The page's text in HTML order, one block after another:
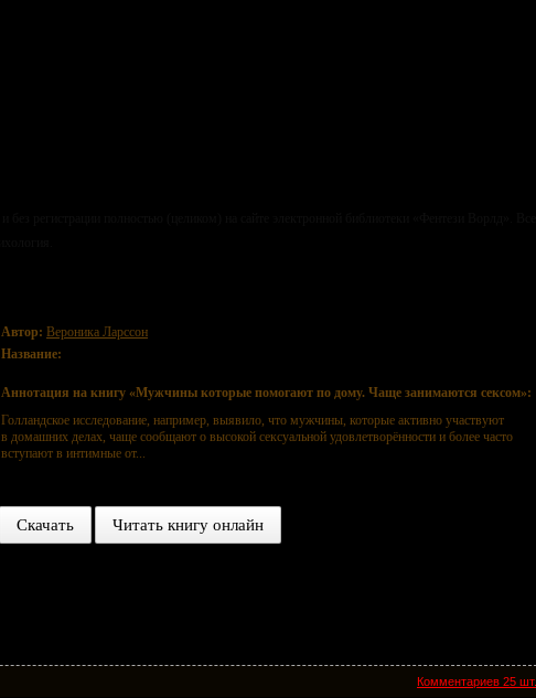
Автор: Вероника Ларссон
Название:
Аннотация на книгу «Мужчины которые помогают по дому. Чаще занимаются сексом»:
Голландское исследование, например, выявило, что мужчины, которые активно участвуют
в домашних делах, чаще сообщают о высокой сексуальной удовлетворённости и более часто
вступают в интимные от...
Скачать Читать книгу онлайн
Комментариев 25 шт.